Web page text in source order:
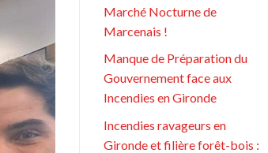
Marché Nocturne de
Marcenais !
Manque de Préparation du
Gouvernement face aux
Incendies en Gironde
Incendies ravageurs en
Gironde et filière forêt-bois :